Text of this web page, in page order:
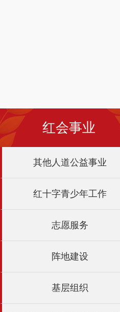
红会事业
其他人道公益事业
红十字青少年工作
志愿服务
阵地建设
基层组织